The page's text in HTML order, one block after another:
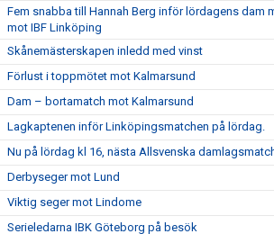
Fem snabba till Hannah Berg inför lördagens dam
mot IBF Linköping
Skånemästerskapen inledd med vinst
Förlust i toppmötet mot Kalmarsund
Dam – bortamatch mot Kalmarsund
Lagkaptenen inför Linköpingsmatchen på lördag.
Nu på lördag kl 16, nästa Allsvenska
Derbyseger mot Lund
Viktig seger mot Lindome
Serieledarna IBK Göteborg på besök